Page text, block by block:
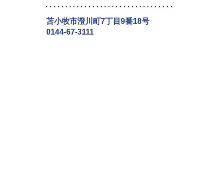
苫小牧市澄川町7丁目9番18号
0144-67-3111